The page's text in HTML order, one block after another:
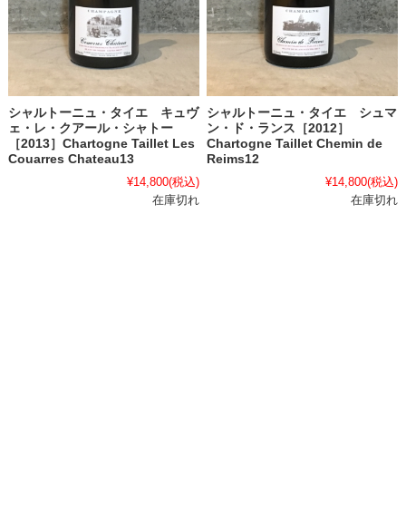
シャルトーニュ・タイエ キュヴ
ェ・レ・クアール・シャトー
［2013］Chartogne Taillet Les
Couarres Chateau13
¥14,800(税込)
在庫切れ
シャルトーニュ・タイエ シュマ
ン・ド・ランス［2012］
Chartogne Taillet Chemin de
Reims12
¥14,800(税込)
在庫切れ